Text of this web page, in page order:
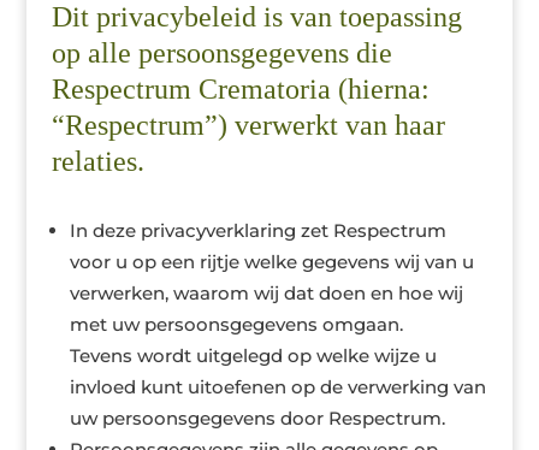
Dit privacybeleid is van toepassing
op alle persoonsgegevens die
Respectrum Crematoria (hierna:
“Respectrum”) verwerkt van haar
relaties.
In deze privacyverklaring zet Respectrum
voor u op een rijtje welke gegevens wij van u
verwerken, waarom wij dat doen en hoe wij
met uw persoonsgegevens omgaan.
Tevens wordt uitgelegd op welke wijze u
invloed kunt uitoefenen op de verwerking van
uw persoonsgegevens door Respectrum.